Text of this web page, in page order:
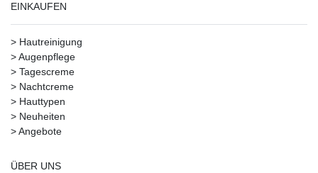
EINKAUFEN
> Hautreinigung
>Augenpflege
> Tagescreme
> Nachtcreme
> Hauttypen
> Neuheiten
>Angebote
ÜBER UNS